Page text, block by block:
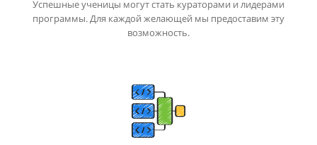
12
13
10
11
12
10
12
Успешные ученицы могут стать кураторами и лидерами
программы. Для каждой желающей мы предоставим эту
возможность.